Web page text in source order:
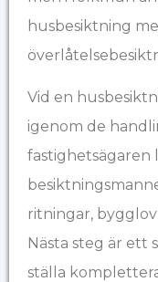
husbesiktning
Vid en
igenom de
fastighetsägaren
ritningar,
Nästa steg är ett
ställa